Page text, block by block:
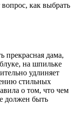
как выбрать
прекрасная дама,
на шпильке
удлиняет
стильных
о том, что чем
должен быть